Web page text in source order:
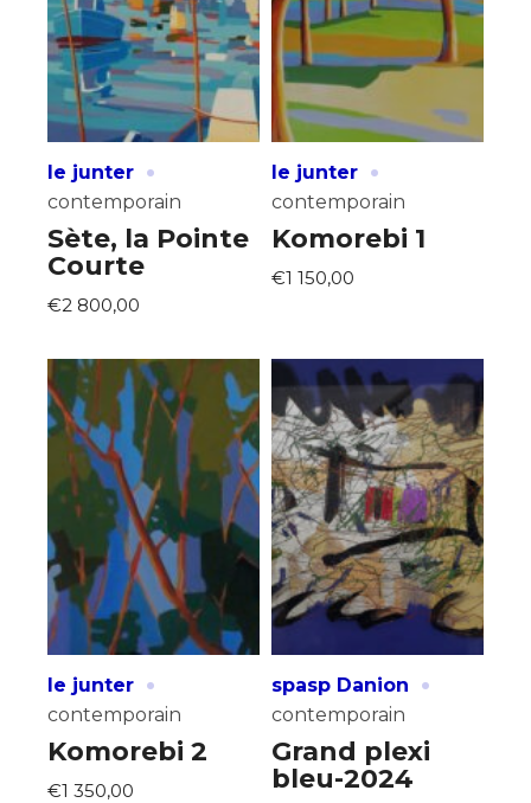
le junter ·
contemporain
Sète, la Pointe
Courte
€2 800,00
le junter ·
contemporain
Komorebi 1
€1 150,00
le junter ·
contemporain
Komorebi 2
€1 350,00
spasp Danion ·
contemporain
Grand plexi
bleu-2024